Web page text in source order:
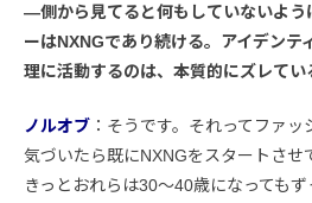
―側から見てると何もしていないよう
ーはNXNGであり続ける。アイデンテ
理に活動するのは、本質的にズレてい
ノルオブ ：そうです。それってファッ
気づいたら既にNXNGをスタートさせ
きっとおれらは30〜40歳になってもず